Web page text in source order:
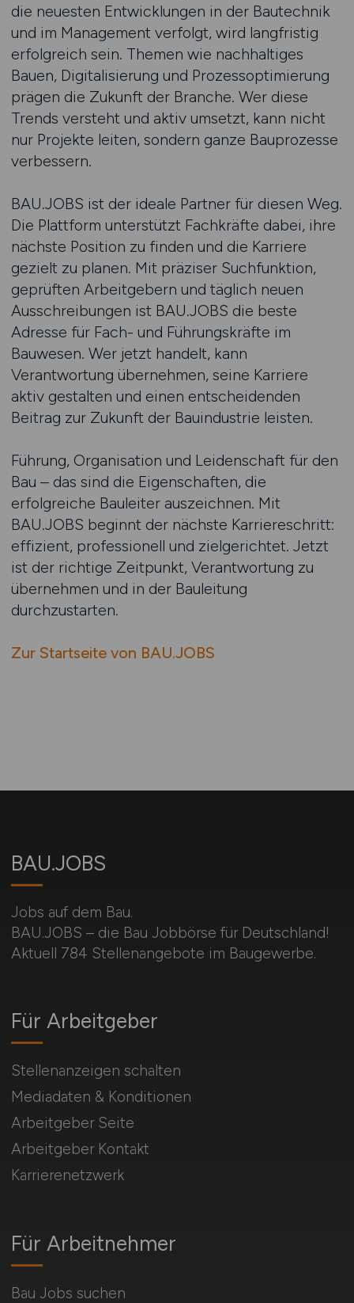
die neuesten Entwicklungen in der Bautechnik
und im Management verfolgt, wird langfristig
erfolgreich sein. Themen wie nachhaltiges
Bauen, Digitalisierung und Prozessoptimierung
prägen die Zukunft der Branche. Wer diese
Trends versteht und aktiv umsetzt, kann nicht
nur Projekte leiten, sondern ganze Bauprozesse
verbessern.
BAU.JOBS ist der ideale Partner für diesen Weg.
Die Plattform unterstützt Fachkräfte dabei, ihre
nächste Position zu finden und die Karriere
gezielt zu planen. Mit präziser Suchfunktion,
geprüften Arbeitgebern und täglich neuen
Ausschreibungen ist BAU.JOBS die beste
Adresse für Fach- und Führungskräfte im
Bauwesen. Wer jetzt handelt, kann
Verantwortung übernehmen, seine Karriere
aktiv gestalten und einen entscheidenden
Beitrag zur Zukunft der Bauindustrie leisten.
Führung, Organisation und Leidenschaft für den
Bau – das sind die Eigenschaften, die
erfolgreiche Bauleiter auszeichnen. Mit
BAU.JOBS beginnt der nächste Karriereschritt:
effizient, professionell und zielgerichtet. Jetzt
ist der richtige Zeitpunkt, Verantwortung zu
übernehmen und in der Bauleitung
durchzustarten.
Zur Startseite von BAU.JOBS
BAU.JOBS
Jobs auf dem Bau.
BAU.JOBS – die Bau Jobbörse für Deutschland!
Aktuell 784 Stellenangebote im Baugewerbe.
Für Arbeitnehmer
Bau Jobs suchen
Für Arbeitgeber
Stellenanzeigen schalten
Mediadaten & Konditionen
Arbeitgeber Seite
Arbeitgeber Kontakt
Karrierenetzwerk